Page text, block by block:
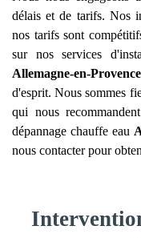
délais et de tarifs. Nos
nos tarifs sont
sur nos services
Allemagne-en-Provence
d'esprit. Nous sommes
qui nous
dépannage chauffe eau
nous contacter pour